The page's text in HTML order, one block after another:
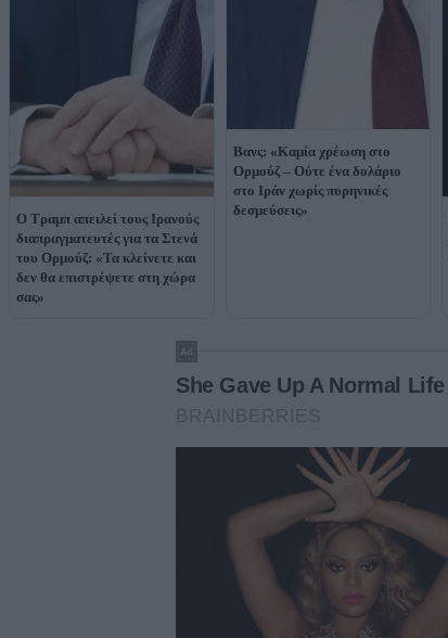
Ο Τραμπ απειλεί τους Ιρανούς
διαπραγματευτές για τα Στενά
του Ορμούζ: «Τα κλείνετε και
δεν θα επιστρέψετε στη χώρα
σας»
Βανς: «Καμία χρέωση στο
Ορμούζ – Ούτε ένα δολάριο
στο Ιράν χωρίς πυρηνικές
δεσμεύσεις»